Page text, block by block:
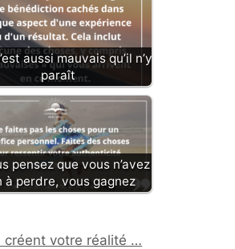
aussi mauvais qu’il n’y
paraît
pensez que vous n’avez
à perdre, vous gagnez
créent votre réalité …